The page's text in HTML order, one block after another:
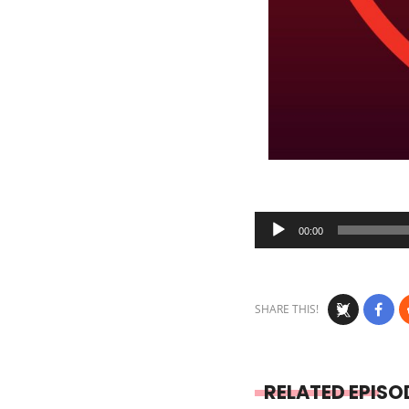
Audio
Player
00:00
SHARE THIS!
RELATED